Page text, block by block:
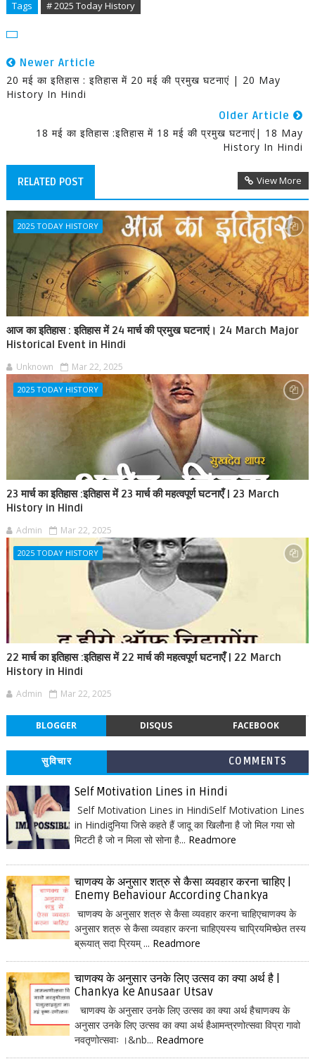
Tags # 2025 Today History
Newer Article
20 मई का इतिहास : इतिहास में 20 मई की प्रमुख घटनाएं | 20 May
History In Hindi
Older Article
18 मई का इतिहास :इतिहास में 18 मई की प्रमुख घटनाएं| 18 May
History In Hindi
RELATED POST View More
2025 TODAY HISTORY
आज का इतिहास : इतिहास में 24 मार्च की प्रमुख घटनाएं। 24 March Major
Historical Event in Hindi
Unknown Mar 22, 2025
2025 TODAY HISTORY
23 मार्च का इतिहास :इतिहास में 23 मार्च की महत्वपूर्ण घटनाएँ | 23 March
History in Hindi
Admin Mar 22, 2025
2025 TODAY HISTORY
22 मार्च का इतिहास :इतिहास में 22 मार्च की महत्वपूर्ण घटनाएँ | 22 March
History in Hindi
Admin Mar 22, 2025
BLOGGER DISQUS FACEBOOK
सुविचार COMMENTS
Self Motivation Lines in Hindi
Self Motivation Lines in HindiSelf Motivation Lines
in Hindiदुनिया जिसे कहते हैं जादू का खिलौना है जो मिल गया सो
मिटटी है जो न मिला सो सोना है... Readmore
चाणक्य के अनुसार शत्रु से कैसा व्यवहार करना चाहिए |
Enemy Behaviour According Chankya
चाणक्य के अनुसार शत्रु से कैसा व्यवहार करना चाहिएचाणक्य के
अनुसार शत्रु से कैसा व्यवहार करना चाहिएयस्य चाप्रियमिच्छेत तस्य
ब्रूयात् सदा प्रियम् ... Readmore
चाणक्य के अनुसार उनके लिए उत्सव का क्या अर्थ है |
Chankya ke Anusaar Utsav
चाणक्य के अनुसार उनके लिए उत्सव का क्या अर्थ हैचाणक्य के
अनुसार उनके लिए उत्सव का क्या अर्थ हैआमन्त्रणोत्सवा विप्रा गावो
नवतृणोत्सवाः ।&nb... Readmore